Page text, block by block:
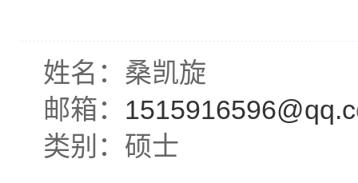
姓名：桑凯旋
邮箱： 1515916596@qq.c
类别：硕士